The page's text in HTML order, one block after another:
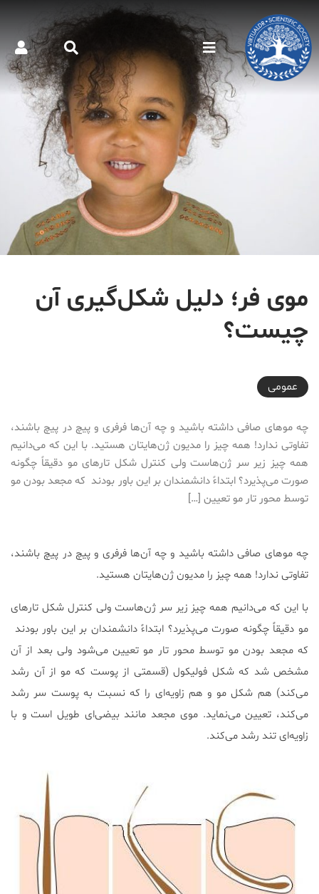
موی فر؛ دلیل شکل‌گیری آن
چیست؟
2017-01-22T22:38:05+03:30
عمومی
چه موهای صافی داشته باشید و چه آن‌ها فرفری و پیچ در پیچ باشند،
تفاوتی ندارد! همه چیز را مدیون ژن‌هایتان هستید. با این که می‌دانیم
همه چیز زیر سر ژن‌هاست ولی کنترل شکل تارهای مو دقیقاً چگونه
صورت می‌پذیرد؟ ابتداءً دانشمندان بر این باور بودند که مجعد بودن مو
توسط محور تار مو تعیین […]
چه موهای صافی داشته باشید و چه آن‌ها فرفری و پیچ در پیچ باشند،
تفاوتی ندارد! همه چیز را مدیون ژن‌هایتان هستید.
با این که می‌دانیم همه چیز زیر سر ژن‌هاست ولی کنترل شکل تارهای
مو دقیقاً چگونه صورت می‌پذیرد؟ ابتداءً دانشمندان بر این باور بودند
که مجعد بودن مو توسط محور تار مو تعیین می‌شود ولی بعد از آن
مشخص شد که شکل فولیکول (قسمتی از پوست که مو از آن رشد
می‌کند) هم شکل مو و هم زاویه‌ای را که نسبت به پوست سر رشد
می‌کند، تعیین می‌نماید. موی مجعد مانند بیضی‌ای طویل است و با
زاویه‌ای تند رشد می‌کند.